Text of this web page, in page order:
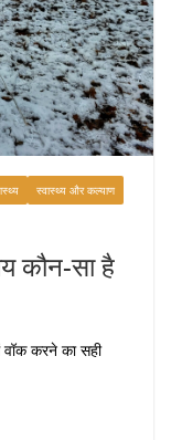
स्वास्थ्य और कल्याण
कौन-सा है
वॉक करने का सही